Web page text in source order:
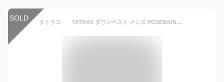
SOLD タトラス TATRAS ダウンベスト メンズ POSEIDONE ポセイドーネ ダウンベスト ブラック 黒 ダウンジレ ナイロン スタンドネック フード着脱式 国内正規品 でらでら公式 ブランド